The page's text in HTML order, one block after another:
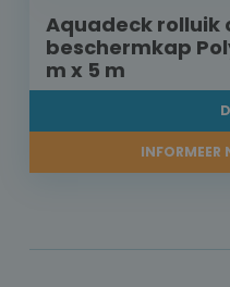
Aquadeck rolluik
beschermkap
m x 5 m
INFORMEER